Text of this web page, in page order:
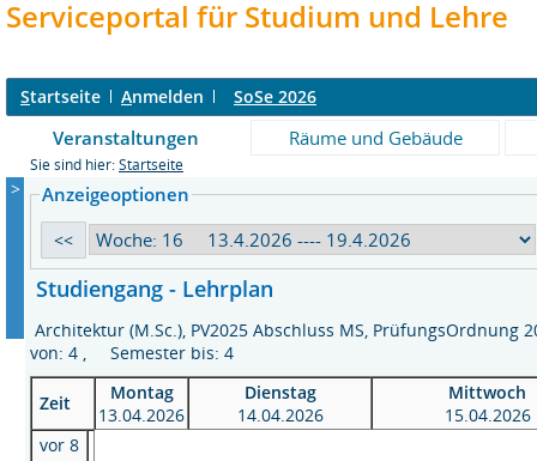
Serviceportal für Studium und Lehre
Startseite Anmelden SoSe 2026
Veranstaltungen Räume und Gebäude
Sie sind hier: Startseite
> Anzeigeoptionen
Studiengang - Lehrplan
Architektur (M.Sc.), PV2025 Abschluss MS, PrüfungsOrdnung
von: 4 , Semester bis: 4
Zeit
Montag
13.04.2026
Dienstag
14.04.2026
Mittwoch
15.04.2026
vor 8